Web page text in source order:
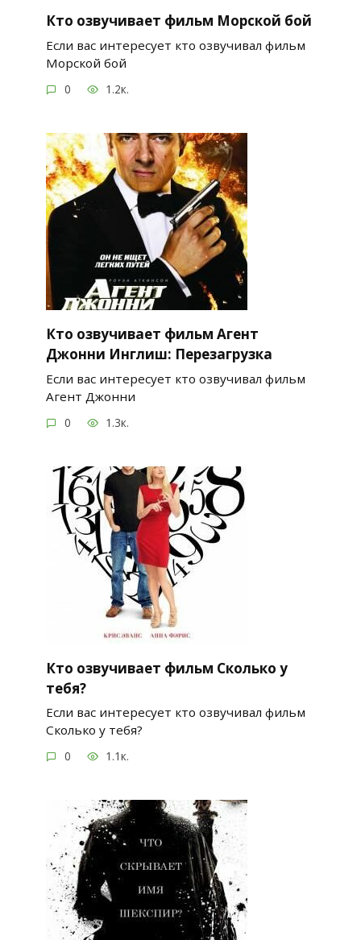
Кто озвучивает фильм Морской бой
Если вас интересует кто озвучивал фильм
Морской бой
0 1.2к.
Кто озвучивает фильм Агент
Джонни Инглиш: Перезагрузка
Если вас интересует кто озвучивал фильм
Агент Джонни
0 1.3к.
Кто озвучивает фильм Сколько у
тебя?
Если вас интересует кто озвучивал фильм
Сколько у тебя?
0 1.1к.